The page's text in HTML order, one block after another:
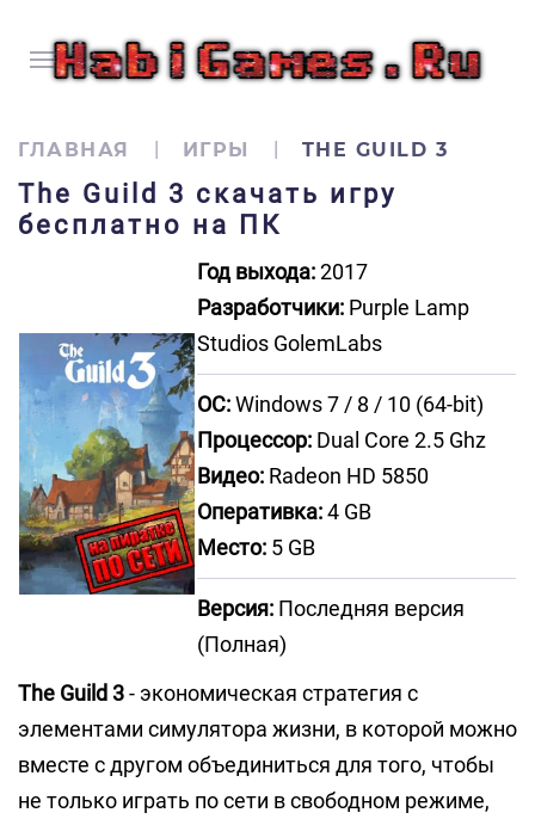
ГЛАВНАЯ ИГРЫ THE GUILD 3
The Guild 3 скачать игру
бесплатно на ПК
Год выхода:2017
Разработчики: Purple Lamp
Studios GolemLabs
ОС:Windows 7 / 8 / 10 (64-bit)
Процессор: Dual Core 2.5 Ghz
Видео: Radeon HD 5850
Оперативка:4 GB
Место: 5 GB
Версия: Последняя версия
(Полная)
The Guild 3- экономическая стратегия с
элементами симулятора жизни, в которой можно
вместе с другом объединиться для того, чтобы
не только играть по сети в свободном режиме,